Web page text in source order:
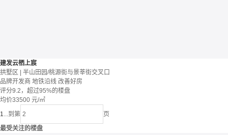
建发云栖上宸
拱墅区 | 半山田园/桃源街与景莘街交叉口
品牌开发商 地铁沿线 改善好房
评分9.2，超过95%的楼盘
均价33500 元/㎡
1...到第
页
最受关注的楼盘